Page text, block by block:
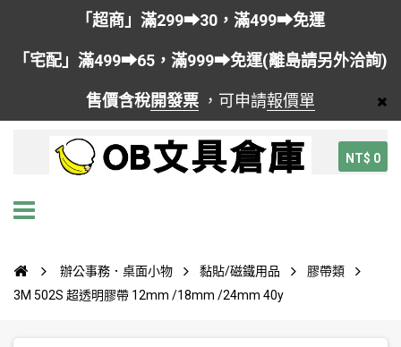
「超商」滿299➡30，滿499➡免運
「宅配」滿499➡65，滿999➡免運(離島請另外洽詢)
售價含稅開發票 ，可申請報價單
NT$ 0
辦公事務．桌面小物 黏貼/磁鐵用品
膠帶類
3M 502S 超透明膠帶 12mm /18mm /24mm 40y